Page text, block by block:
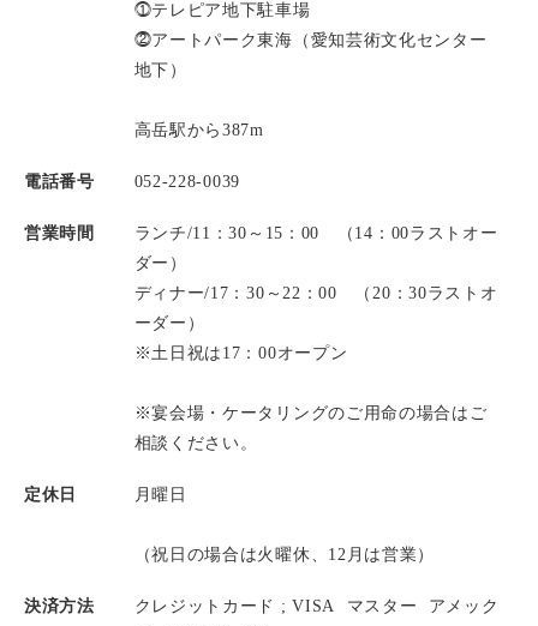
⓵テレピア地下駐車場
⓶アートパーク東海（愛知芸術文化センター
地下）
高岳駅から387m
電話番号 052-228-0039
営業時間
ランチ/11：30～15：00 （14：00ラストオー
ダー）
ディナー/17：30～22：00 （20：30ラストオ
ーダー）
※土日祝は17：00オープン
※宴会場・ケータリングのご用命の場合はご
相談ください。
定休日 月曜日
（祝日の場合は火曜休、12月は営業）
決済方法 クレジットカード ; VISA マスター
アメック